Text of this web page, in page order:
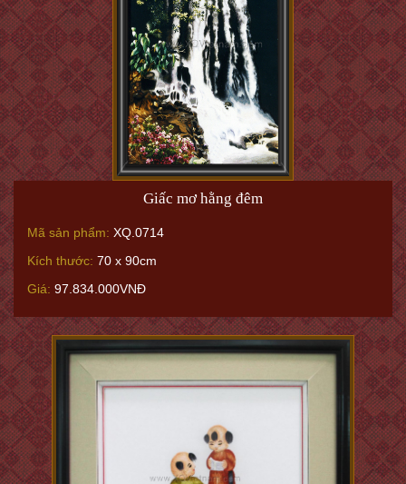
Giấc mơ hằng đêm
Mã sản phẩm: XQ.0714
Kích thước: 70 x 90cm
Giá: 97.834.000VNĐ